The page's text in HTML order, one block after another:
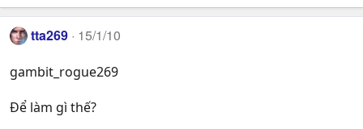
tta269 15/1/10
gambit_rogue269
Để làm gì thế?